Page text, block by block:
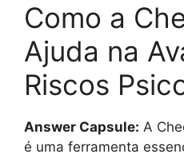
Como a
Ajuda na
Riscos
Answer Capsule: A
é uma ferramenta